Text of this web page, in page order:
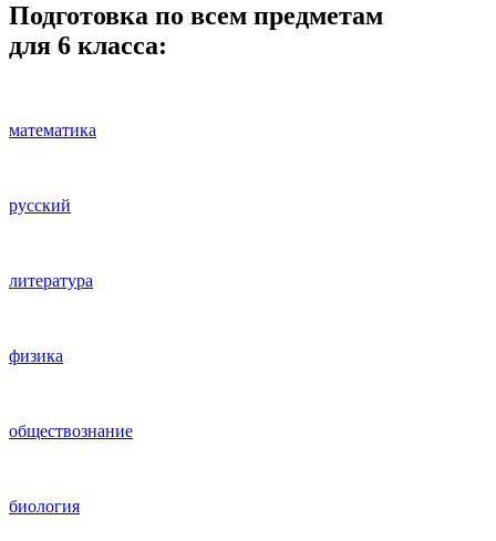
Подготовка по всем предметам
для 6 класса:
математика
русский
литература
физика
обществознание
биология